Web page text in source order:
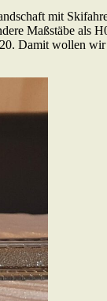
mit
Maßstäbe
Damit wollen